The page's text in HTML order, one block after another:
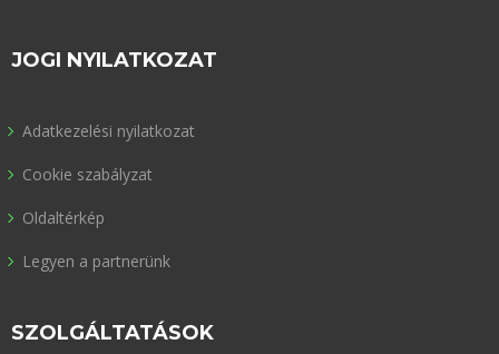
JOGI NYILATKOZAT
Adatkezelési nyilatkozat
Cookie szabályzat
Oldaltérkép
Legyen a partnerünk
SZOLGÁLTATÁSOK